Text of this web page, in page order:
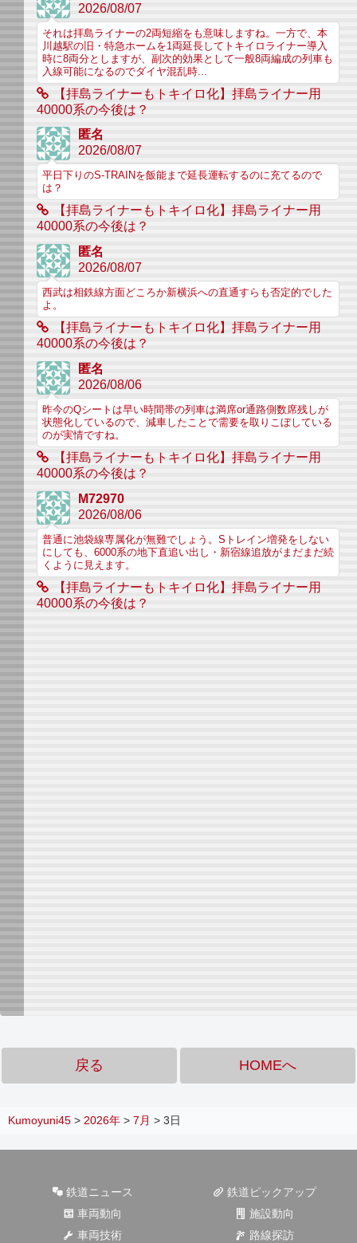
2026/08/07
それは拝島ライナーの2両短縮をも意味しますね。一方で、本
川越駅の旧・特急ホームを1両延長してトキイロライナー導入
時に8両分としますが、副次的効果として一般8両編成の列車も
入線可能になるのでダイヤ混乱時...
【拝島ライナーもトキイロ化】拝島ライナー用
40000系の今後は？
匿名
2026/08/07
平日下りのS-TRAINを飯能まで延長運転するのに充てるので
は？
【拝島ライナーもトキイロ化】拝島ライナー用
40000系の今後は？
匿名
2026/08/07
西武は相鉄線方面どころか新横浜への直通すらも否定的でした
よ。
【拝島ライナーもトキイロ化】拝島ライナー用
40000系の今後は？
匿名
2026/08/06
昨今のQシートは早い時間帯の列車は満席or通路側数席残しが
状態化しているので、減車したことで需要を取りこぼしている
のが実情ですね。
【拝島ライナーもトキイロ化】拝島ライナー用
40000系の今後は？
M72970
2026/08/06
普通に池袋線専属化が無難でしょう。Sトレイン増発をしない
にしても、6000系の地下直追い出し・新宿線追放がまだまだ続
くように見えます。
【拝島ライナーもトキイロ化】拝島ライナー用
40000系の今後は？
戻る HOMEへ
Kumoyuni45 > 2026年 > 7月 > 3日
鉄道ニュース
鉄道ピックアップ
車両動向
施設動向
車両技術
路線探訪